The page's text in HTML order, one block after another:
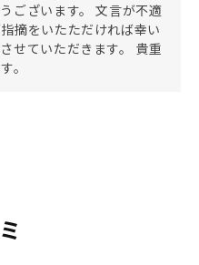
ございます。 文言が不適
摘をいたただければ幸い
せていただきます。 貴重
。